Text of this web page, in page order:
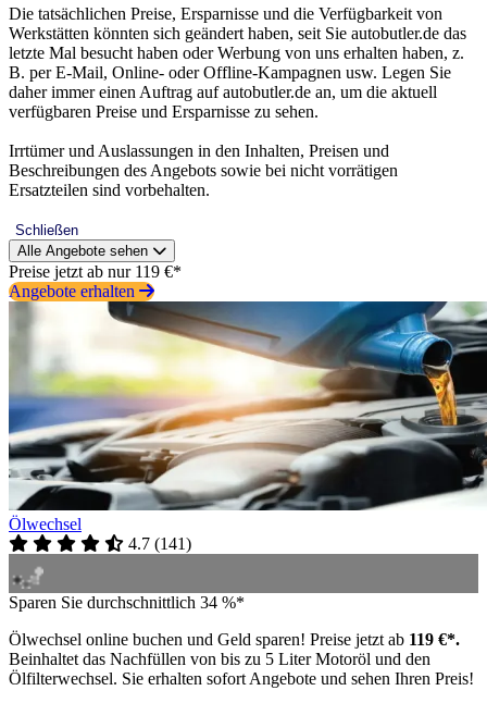
Die tatsächlichen Preise, Ersparnisse und die Verfügbarkeit von
Werkstätten könnten sich geändert haben, seit Sie autobutler.de das
letzte Mal besucht haben oder Werbung von uns erhalten haben, z.
B. per E-Mail, Online- oder Offline-Kampagnen usw. Legen Sie
daher immer einen Auftrag auf autobutler.de an, um die aktuell
verfügbaren Preise und Ersparnisse zu sehen.
Irrtümer und Auslassungen in den Inhalten, Preisen und
Beschreibungen des Angebots sowie bei nicht vorrätigen
Ersatzteilen sind vorbehalten.
Schließen
Alle Angebote sehen
Preise jetzt ab nur 119 €*
Angebote erhalten
Ölwechsel
4.7 (141)
Sparen Sie durchschnittlich 34 %*
Ölwechsel online buchen und Geld sparen! Preise jetzt ab 119 €*.
Beinhaltet das Nachfüllen von bis zu 5 Liter Motoröl und den
Ölfilterwechsel. Sie erhalten sofort Angebote und sehen Ihren Preis!